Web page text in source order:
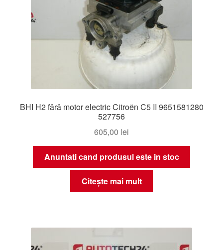
BHI H2 fără motor electric Citroën C5 II 9651581280
527756
605,00 lei
Anuntati cand produsul este in stoc
Citește mai mult